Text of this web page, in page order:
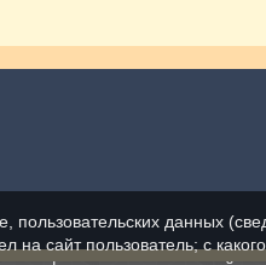
пользовательских данных
на сайт пользователь; с